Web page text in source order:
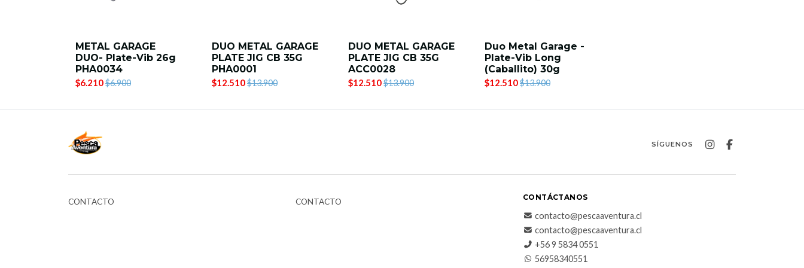
METAL GARAGE
DUO- Plate-Vib 26g
PHA0034
$6.210$6.900
DUO METAL GARAGE
PLATE JIG CB 35G
PHA0001
$12.510$13.900
DUO METAL GARAGE
PLATE JIG CB 35G
ACC0028
$12.510$13.900
Duo Metal Garage -
Plate-Vib Long
(Caballito) 30g
$12.510$13.900
SÍGUENOS
CONTACTO CONTACTO CONTÁCTANOS
contacto@pescaaventura.cl
contacto@pescaaventura.cl
+56 9 5834 0551
56958340551